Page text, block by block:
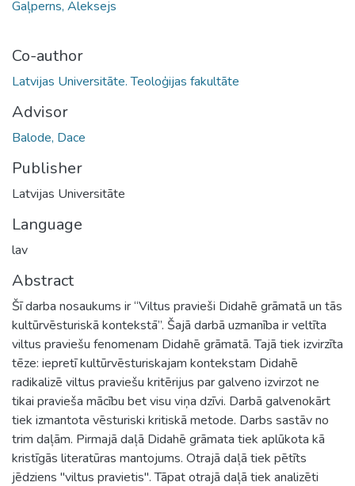
Gaļperns, Aleksejs
Co-author
Latvijas Universitāte. Teoloģijas fakultāte
Advisor
Balode, Dace
Publisher
Latvijas Universitāte
Language
lav
Abstract
Šī darba nosaukums ir “Viltus pravieši Didahē grāmatā un tās
kultūrvēsturiskā kontekstā”. Šajā darbā uzmanība ir veltīta
viltus praviešu fenomenam Didahē grāmatā. Tajā tiek izvirzīta
tēze: iepretī kultūrvēsturiskajam kontekstam Didahē
radikalizē viltus praviešu kritērijus par galveno izvirzot ne
tikai pravieša mācību bet visu viņa dzīvi. Darbā galvenokārt
tiek izmantota vēsturiski kritiskā metode. Darbs sastāv no
trim daļām. Pirmajā daļā Didahē grāmata tiek aplūkota kā
kristīgās literatūras mantojums. Otrajā daļā tiek pētīts
jēdziens "viltus pravietis". Tāpat otrajā daļā tiek analizēti